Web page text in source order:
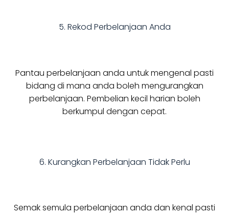
5. Rekod Perbelanjaan Anda
Pantau perbelanjaan anda untuk mengenal pasti
bidang di mana anda boleh mengurangkan
perbelanjaan. Pembelian kecil harian boleh
berkumpul dengan cepat.
6. Kurangkan Perbelanjaan Tidak Perlu
Semak semula perbelanjaan anda dan kenal pasti